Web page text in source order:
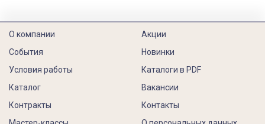
О компании
События
Условия работы
Каталог
Контракты
Акции
Новинки
Каталоги в PDF
Вакансии
Контакты